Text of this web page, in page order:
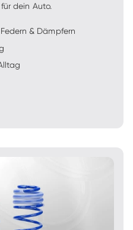
dein Auto.
& Dämpfern